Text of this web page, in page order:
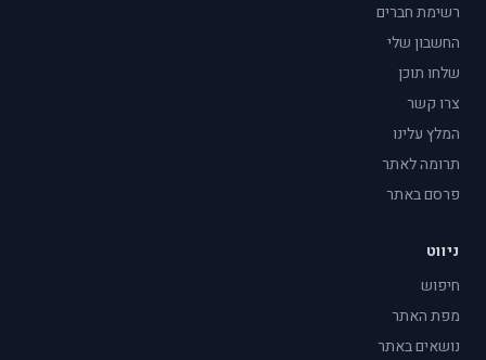
רשימת חברים
החשבון שלי
שלחו תוכן
צרו קשר
המלץ עלינו
תרומה לאתר
פרסם באתר
ניווט
חיפוש
מפת האתר
נושאים באתר